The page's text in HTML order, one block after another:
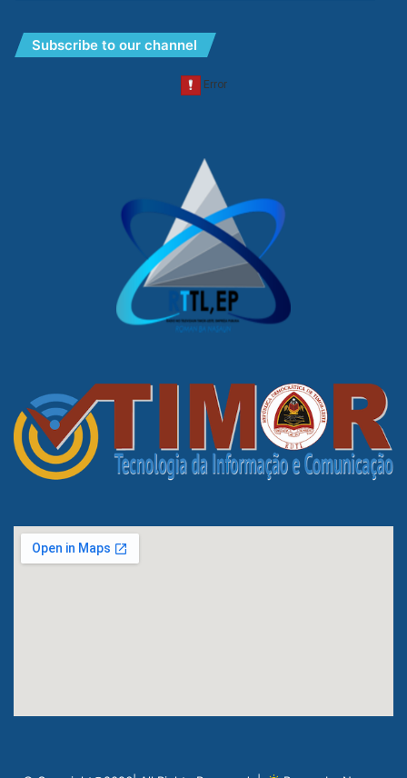
Subscribe to our channel